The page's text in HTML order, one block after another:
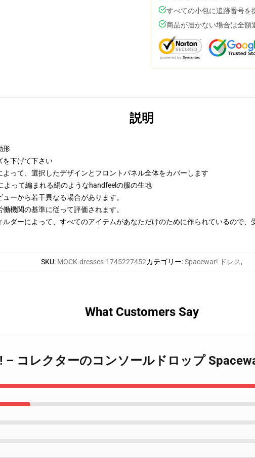
すべての小包に追跡番号を
商品が届かない場合は全額
説明
形
を下げて下さい
って、選択したデザインとフロントパネル全体をカバーします
よって編まれる絹のようなhandfeelの服の生地
ーから若干異なる場合があります。
機関の基準に従って評価されます。
ダーによって、すべてのアイテムがあなただけのために作られているので
SKU: MOCK-dresses-1745227452カテゴリー:Spacewar! ドレス,
What Customers Say
– コレクターのコンソールドロップ